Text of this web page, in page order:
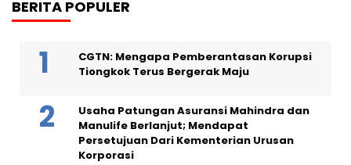
BERITA POPULER
CGTN: Mengapa Pemberantasan Korupsi
Tiongkok Terus Bergerak Maju
Usaha Patungan Asuransi Mahindra dan
Manulife Berlanjut; Mendapat
Persetujuan Dari Kementerian Urusan
Korporasi